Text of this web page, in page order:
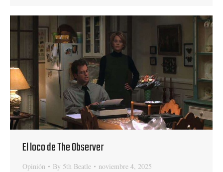
El loco de The Observer
Opinión By 5th Beatle noviembre 4, 2025